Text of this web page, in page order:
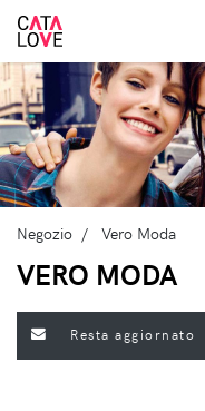
Negozio Vero Moda
VERO MODA
Resta aggiornato